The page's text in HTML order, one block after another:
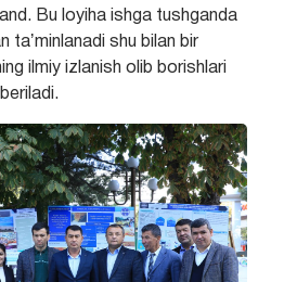
Bu loyiha ishga tushganda
taʼminlanadi shu bilan bir
ilmiy izlanish olib borishlari